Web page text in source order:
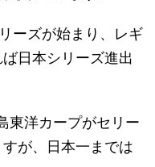
ーズが始まり、レギ
日本シリーズ進出
東洋カープがセリー
が、日本一までは